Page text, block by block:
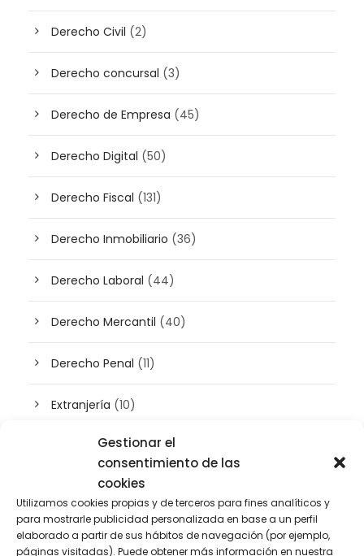
Gestionar el
consentimiento de las
cookies
Utilizamos cookies propias y de terceros para fines analíticos y
para mostrarle publicidad personalizada en base a un perfil
elaborado a partir de sus hábitos de navegación (por ejemplo,
páginas visitadas). Puede obtener más información en nuestra
Derecho Civil (2)
Derecho concursal (3)
Derecho de Empresa (45)
Derecho Digital (50)
Derecho Fiscal (131)
Derecho Inmobiliario (36)
Derecho Laboral (44)
Derecho Mercantil (40)
Derecho Penal (11)
Extranjería (10)
Inteligencia artificial(3)
Patrimonio(5)
Plusvalía(2)